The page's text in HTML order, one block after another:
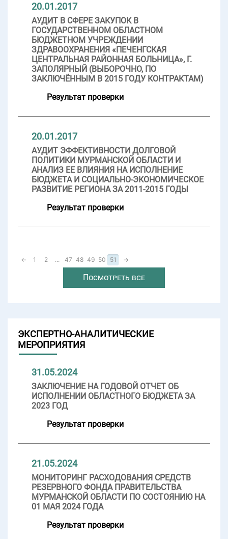
20.01.2017
АУДИТ В СФЕРЕ ЗАКУПОК В
ГОСУДАРСТВЕННОМ ОБЛАСТНОМ
БЮДЖЕТНОМ УЧРЕЖДЕНИИ
ЗДРАВООХРАНЕНИЯ «ПЕЧЕНГСКАЯ
ЦЕНТРАЛЬНАЯ РАЙОННАЯ БОЛЬНИЦА», Г.
ЗАПОЛЯРНЫЙ (ВЫБОРОЧНО, ПО
ЗАКЛЮЧЁННЫМ В 2015 ГОДУ КОНТРАКТАМ)
Результат проверки
20.01.2017
АУДИТ ЭФФЕКТИВНОСТИ ДОЛГОВОЙ
ПОЛИТИКИ МУРМАНСКОЙ ОБЛАСТИ И
АНАЛИЗ ЕЕ ВЛИЯНИЯ НА ИСПОЛНЕНИЕ
БЮДЖЕТА И СОЦИАЛЬНО-ЭКОНОМИЧЕСКОЕ
РАЗВИТИЕ РЕГИОНА ЗА 2011-2015 ГОДЫ
Результат проверки
← 1 2 ... 47 48 49 50 51 →
Посмотреть все
ЭКСПЕРТНО-АНАЛИТИЧЕСКИЕ
МЕРОПРИЯТИЯ
31.05.2024
ЗАКЛЮЧЕНИЕ НА ГОДОВОЙ ОТЧЕТ ОБ
ИСПОЛНЕНИИ ОБЛАСТНОГО БЮДЖЕТА ЗА
2023 ГОД
Результат проверки
21.05.2024
МОНИТОРИНГ РАСХОДОВАНИЯ СРЕДСТВ
РЕЗЕРВНОГО ФОНДА ПРАВИТЕЛЬСТВА
МУРМАНСКОЙ ОБЛАСТИ ПО СОСТОЯНИЮ НА
01 МАЯ 2024 ГОДА
Результат проверки